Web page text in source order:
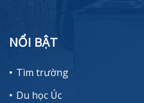
NỔI BẬT
Tìm trường
Du học Úc